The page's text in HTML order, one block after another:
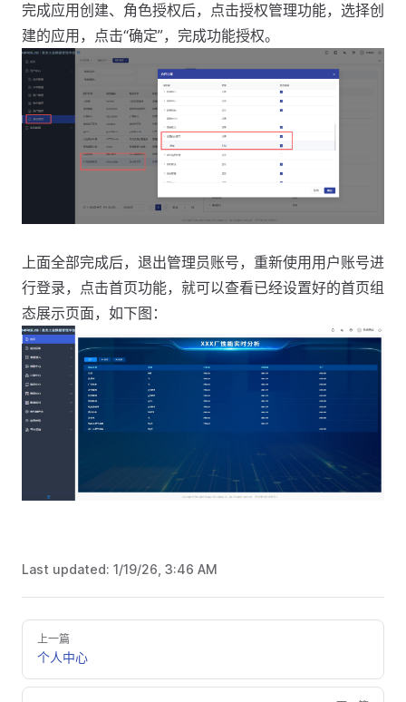
完成应用创建、角色授权后，点击授权管理功能，选择创
建的应用，点击“确定”，完成功能授权。
上面全部完成后，退出管理员账号，重新使用用户账号进
行登录，点击首页功能，就可以查看已经设置好的首页组
态展示页面，如下图：
Last updated: 1/19/26, 3:46 AM
上一篇
个人中心